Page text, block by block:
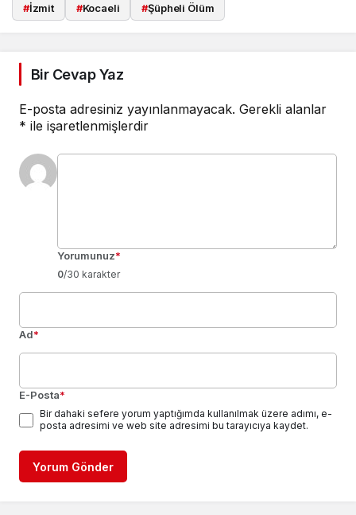
#İzmit #Kocaeli #Şüpheli Ölüm
Bir Cevap Yaz
E-posta adresiniz yayınlanmayacak. Gerekli alanlar
* ile işaretlenmişlerdir
Yorumunuz*
0/30 karakter
Ad*
E-Posta*
Bir dahaki sefere yorum yaptığımda kullanılmak üzere adımı, e-
posta adresimi ve web site adresimi bu tarayıcıya kaydet.
Yorum Gönder